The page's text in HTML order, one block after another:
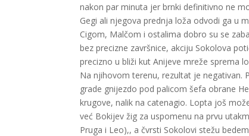
nakon par minuta jer brnki definitivno ne
Gegi ali njegova prednja loža odvodi ga u
Cigom, Malčom i ostalima dobro su se
bez precizne završnice, akciju Sokolova
precizno u bliži kut Anijeve mreže sprema
Na njihovom terenu, rezultat je negativan.
grade gnijezdo pod palicom šefa obrane
krugove, nalik na catenagio. Lopta još
već Bokijev žig za uspomenu na prvu
Pruga i Leo),, a čvrsti Sokolovi stežu